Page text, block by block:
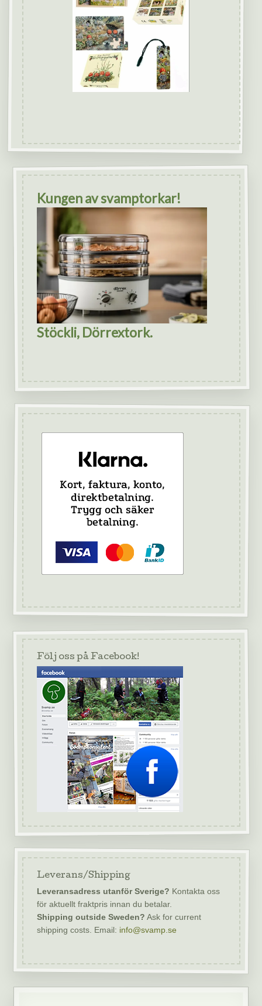
Kungen av svamptorkar!
Stöckli, Dörrextork.
Följ oss på Facebook!
Leverans/Shipping
Leveransadress utanför Sverige? Kontakta oss
för aktuellt fraktpris innan du betalar.
Shipping outside Sweden? Ask for current
shipping costs. Email: info@svamp.se